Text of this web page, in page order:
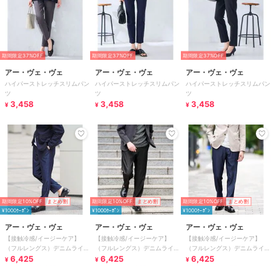
期間限定37%OFF
アー・ヴェ・ヴェ
ハイパーストレッチスリムパン
ツ
¥ 3,458
期間限定37%OFF
アー・ヴェ・ヴェ
ハイパーストレッチスリムパン
ツ
¥ 3,458
期間限定37%OFF
アー・ヴェ・ヴェ
ハイパーストレッチスリムパン
ツ
¥ 3,458
期間限定10%OFF
まとめ割
¥1000ｸｰﾎﾟﾝ
アー・ヴェ・ヴェ
【接触冷感/イージーケア】
（フルレングス）デニムライク
ストレッチセミルーズパンツ
¥ 6,425
期間限定10%OFF
まとめ割
¥1000ｸｰﾎﾟﾝ
アー・ヴェ・ヴェ
【接触冷感/イージーケア】
（フルレングス）デニムライク
ストレッチセミルーズパンツ
¥ 6,425
期間限定10%OFF
まとめ割
¥1000ｸｰﾎﾟﾝ
アー・ヴェ・ヴェ
【接触冷感/イージーケア】
（フルレングス）デニムライク
ストレッチスマートスラックス
¥ 6,425